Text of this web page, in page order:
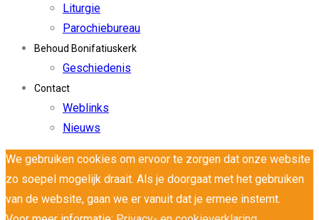
Liturgie
Parochiebureau
Behoud Bonifatiuskerk
Geschiedenis
Contact
Weblinks
Nieuws
We gebruiken cookies om ervoor te zorgen dat onze website
zo soepel mogelijk draait. Als je doorgaat met het gebruiken
van de website, gaan we er vanuit dat je ermee instemt.